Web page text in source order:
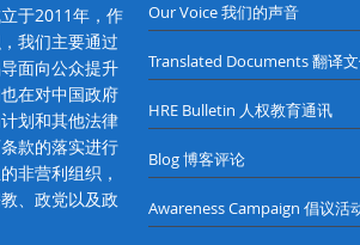
于2011年，作
我们主要通过
面向公众提升
在对中国政府
划和其他法律
款的落实进行
非营利组织，
、政党以及政
Our Voice 我们的声音
Translated Documents 翻译
HRE Bulletin 人权教育通讯
Blog 博客评论
Awareness Campaign 倡议活